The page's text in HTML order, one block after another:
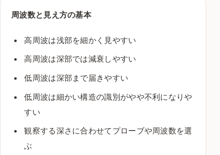
周波数と見え方の基本
高周波は浅部を細かく見やすい
高周波は深部では減衰しやすい
低周波は深部まで届きやすい
低周波は細かい構造の識別がやや不利になりや
すい
観察する深さに合わせてプローブや周波数を選
ぶ